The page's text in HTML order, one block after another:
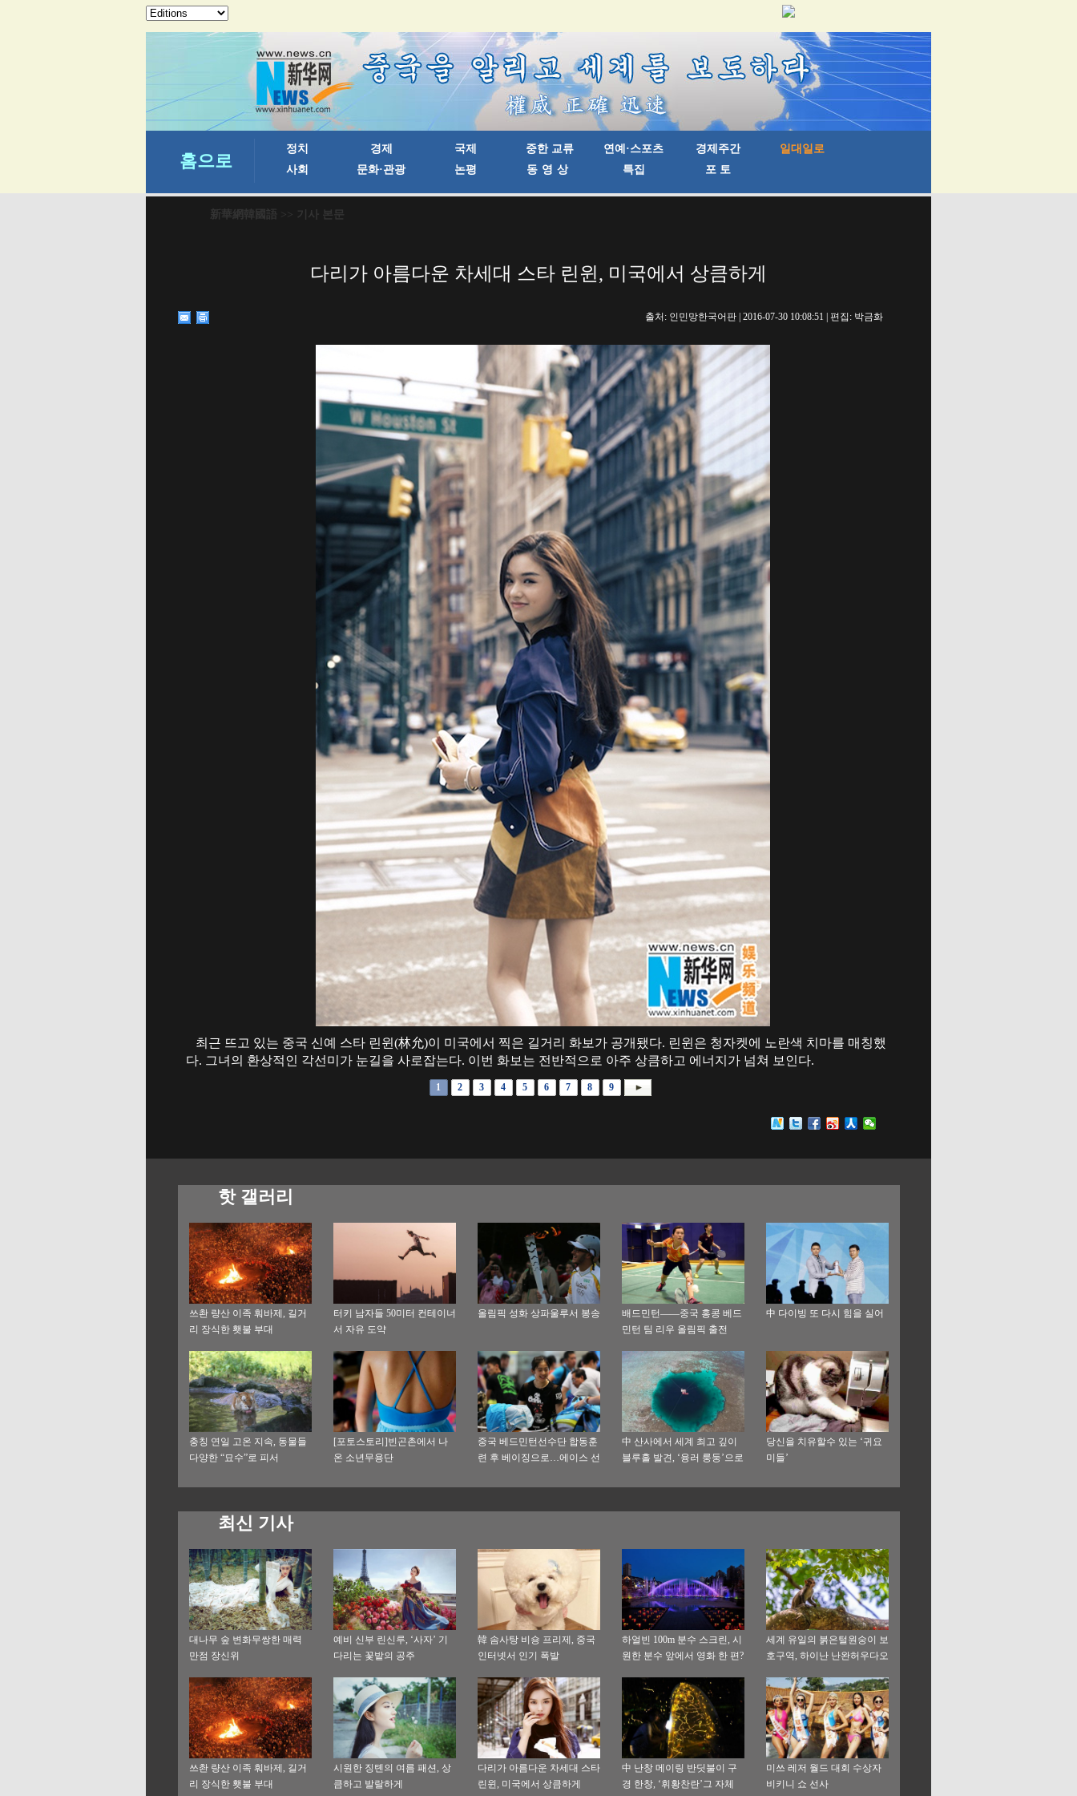
新華網韓國語 >> 기사 본문
다리가 아름다운 차세대 스타 린윈, 미국에서 상큼하게
출처: 인민망한국어판 | 2016-07-30 10:08:51 | 편집: 박금화
최근 뜨고 있는 중국 신예 스타 린윈(林允)이 미국에서 찍은 길거리 화보가 공개됐다. 린윈은 청자켓에 노란색 치마를 매칭했
다. 그녀의 환상적인 각선미가 눈길을 사로잡는다. 이번 화보는 전반적으로 아주 상큼하고 에너지가 넘쳐 보인다.
1 2 3 4 5 6 7 8 9
핫 갤러리
쓰촨 량산 이족 훠바제, 길거
리 장식한 횃불 부대
터키 남자들 50미터 컨테이너
서 자유 도약
올림픽 성화 상파울루서 봉송
배드민턴——중국 홍콩 베드
민턴 팀 리우 올림픽 출전
中 다이빙 또 다시 힘을 실어
충칭 연일 고온 지속, 동물들
다양한 “묘수”로 피서
[포토스토리]빈곤촌에서 나
온 소년무용단
중국 베드민턴선수단 합동훈
련 후 베이징으로…에이스 선
中 산사에서 세계 최고 깊이
블루홀 발견, ‘융러 룽둥’으로
당신을 치유할수 있는 ‘귀요
미들’
최신 기사
대나무 숲 변화무쌍한 매력
만점 장신위
예비 신부 린신루, ‘사자’ 기
다리는 꽃밭의 공주
韓 솜사탕 비숑 프리제, 중국
인터넷서 인기 폭발
하얼빈 100m 분수 스크린, 시
원한 분수 앞에서 영화 한 편?
세계 유일의 붉은털원숭이 보
호구역, 하이난 난완허우다오
쓰촨 량산 이족 훠바제, 길거
리 장식한 횃불 부대
시원한 징톈의 여름 패션, 상
큼하고 발랄하게
다리가 아름다운 차세대 스타
린윈, 미국에서 상큼하게
中 난창 메이링 반딧불이 구
경 한창, ‘휘황찬란’그 자체
미쓰 레저 월드 대회 수상자
비키니 쇼 선사